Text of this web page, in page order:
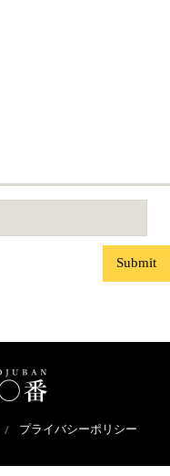
プライバシーポリシー